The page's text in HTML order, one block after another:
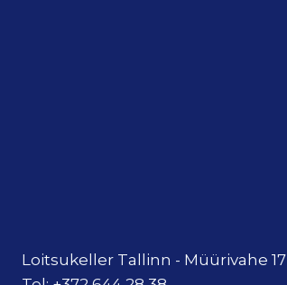
Loitsukeller Tallinn - Müürivahe 17